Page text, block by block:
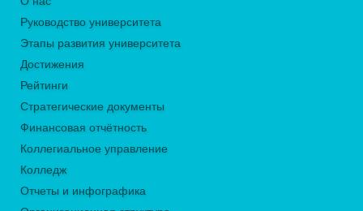
Руководство университета
Этапы развития университета
Достижения
Рейтинги
Стратегические документы
Финансовая отчётность
Коллегиальное управление
Колледж
Отчеты и инфографика